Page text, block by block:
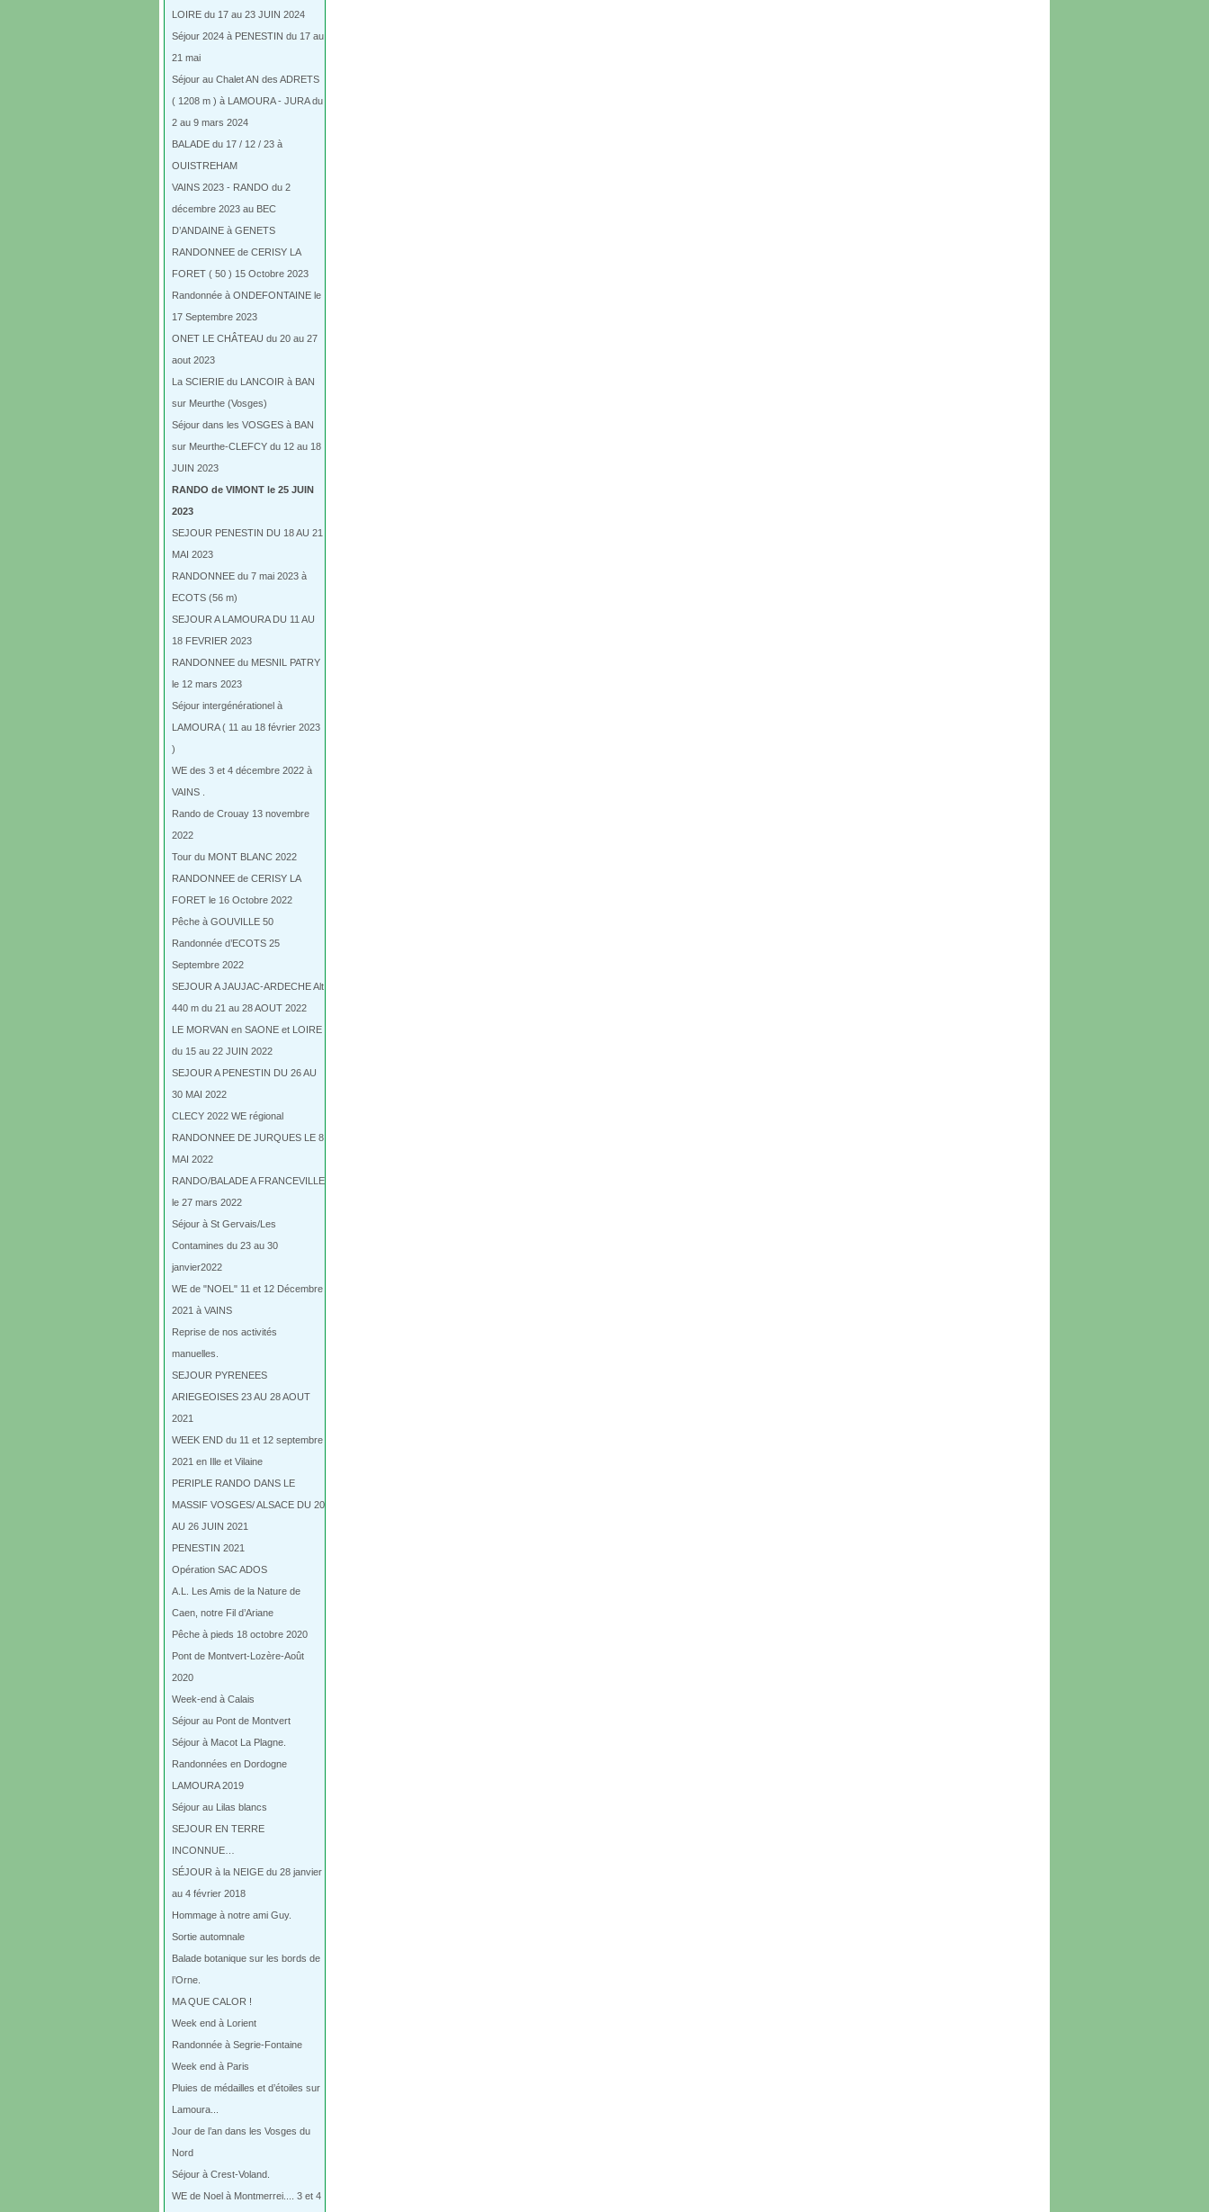
LOIRE du 17 au 23 JUIN 2024
Séjour 2024 à PENESTIN du 17 au
21 mai
Séjour au Chalet AN des ADRETS
( 1208 m ) à LAMOURA - JURA du
2 au 9 mars 2024
BALADE du 17 / 12 / 23 à
OUISTREHAM
VAINS 2023 - RANDO du 2
décembre 2023 au BEC
D’ANDAINE à GENETS
RANDONNEE de CERISY LA
FORET ( 50 ) 15 Octobre 2023
Randonnée à ONDEFONTAINE le
17 Septembre 2023
ONET LE CHÂTEAU du 20 au 27
aout 2023
La SCIERIE du LANCOIR à BAN
sur Meurthe (Vosges)
Séjour dans les VOSGES à BAN
sur Meurthe-CLEFCY du 12 au 18
JUIN 2023
RANDO de VIMONT le 25 JUIN
2023
SEJOUR PENESTIN DU 18 AU 21
MAI 2023
RANDONNEE du 7 mai 2023 à
ECOTS (56 m)
SEJOUR A LAMOURA DU 11 AU
18 FEVRIER 2023
RANDONNEE du MESNIL PATRY
le 12 mars 2023
Séjour intergénérationel à
LAMOURA ( 11 au 18 février 2023
)
WE des 3 et 4 décembre 2022 à
VAINS .
Rando de Crouay 13 novembre
2022
Tour du MONT BLANC 2022
RANDONNEE de CERISY LA
FORET le 16 Octobre 2022
Pêche à GOUVILLE 50
Randonnée d’ECOTS 25
Septembre 2022
SEJOUR A JAUJAC-ARDECHE Alt
440 m du 21 au 28 AOUT 2022
LE MORVAN en SAONE et LOIRE
du 15 au 22 JUIN 2022
SEJOUR A PENESTIN DU 26 AU
30 MAI 2022
CLECY 2022 WE régional
RANDONNEE DE JURQUES LE 8
MAI 2022
RANDO/BALADE A FRANCEVILLE
le 27 mars 2022
Séjour à St Gervais/Les
Contamines du 23 au 30
janvier2022
WE de "NOEL" 11 et 12 Décembre
2021 à VAINS
Reprise de nos activités
manuelles.
SEJOUR PYRENEES
ARIEGEOISES 23 AU 28 AOUT
2021
WEEK END du 11 et 12 septembre
2021 en Ille et Vilaine
PERIPLE RANDO DANS LE
MASSIF VOSGES/ ALSACE DU 20
AU 26 JUIN 2021
PENESTIN 2021
Opération SAC ADOS
A.L. Les Amis de la Nature de
Caen, notre Fil d’Ariane
Pêche à pieds 18 octobre 2020
Pont de Montvert-Lozère-Août
2020
Week-end à Calais
Séjour au Pont de Montvert
Séjour à Macot La Plagne.
Randonnées en Dordogne
LAMOURA 2019
Séjour au Lilas blancs
SEJOUR EN TERRE
INCONNUE…
SÉJOUR à la NEIGE du 28 janvier
au 4 février 2018
Hommage à notre ami Guy.
Sortie automnale
Balade botanique sur les bords de
l’Orne.
MA QUE CALOR !
Week end à Lorient
Randonnée à Segrie-Fontaine
Week end à Paris
Pluies de médailles et d’étoiles sur
Lamoura...
Jour de l’an dans les Vosges du
Nord
Séjour à Crest-Voland.
WE de Noel à Montmerrei.... 3 et 4